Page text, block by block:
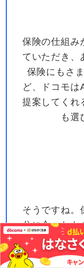
保険の仕組み
ていただき、
保険にもさ
ど、ドコモは
提案してくれ
も選
そうですね。
分に合ったも
めには、自
の基本的な仕